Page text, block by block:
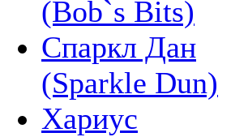
(Bob`s Bits)
Спаркл Дан
(Sparkle Dun)
Хариус